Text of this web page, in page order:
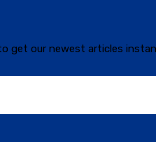
get our newest articles